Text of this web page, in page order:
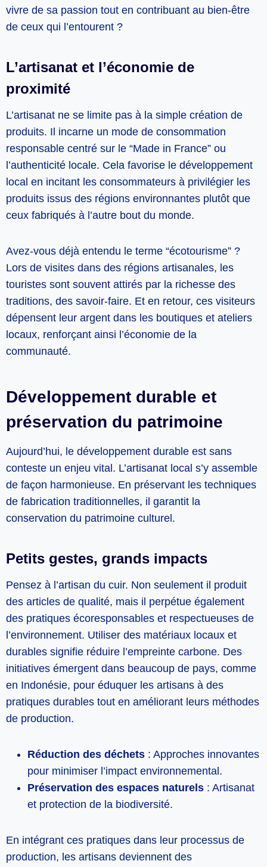
vivre de sa passion tout en contribuant au bien-être
de ceux qui l’entourent ?
L’artisanat et l’économie de
proximité
L’artisanat ne se limite pas à la simple création de
produits. Il incarne un mode de consommation
responsable centré sur le “Made in France” ou
l’authenticité locale. Cela favorise le développement
local en incitant les consommateurs à privilégier les
produits issus des régions environnantes plutôt que
ceux fabriqués à l’autre bout du monde.
Avez-vous déjà entendu le terme “écotourisme” ?
Lors de visites dans des régions artisanales, les
touristes sont souvent attirés par la richesse des
traditions, des savoir-faire. Et en retour, ces visiteurs
dépensent leur argent dans les boutiques et ateliers
locaux, renforçant ainsi l’économie de la
communauté.
Développement durable et
préservation du patrimoine
Aujourd’hui, le développement durable est sans
conteste un enjeu vital. L’artisanat local s’y assemble
de façon harmonieuse. En préservant les techniques
de fabrication traditionnelles, il garantit la
conservation du patrimoine culturel.
Petits gestes, grands impacts
Pensez à l’artisan du cuir. Non seulement il produit
des articles de qualité, mais il perpétue également
des pratiques écoresponsables et respectueuses de
l’environnement. Utiliser des matériaux locaux et
durables signifie réduire l’empreinte carbone. Des
initiatives émergent dans beaucoup de pays, comme
en Indonésie, pour éduquer les artisans à des
pratiques durables tout en améliorant leurs méthodes
de production.
Réduction des déchets : Approches innovantes
pour minimiser l’impact environnemental.
Préservation des espaces naturels : Artisanat
et protection de la biodiversité.
En intégrant ces pratiques dans leur processus de
production, les artisans deviennent des